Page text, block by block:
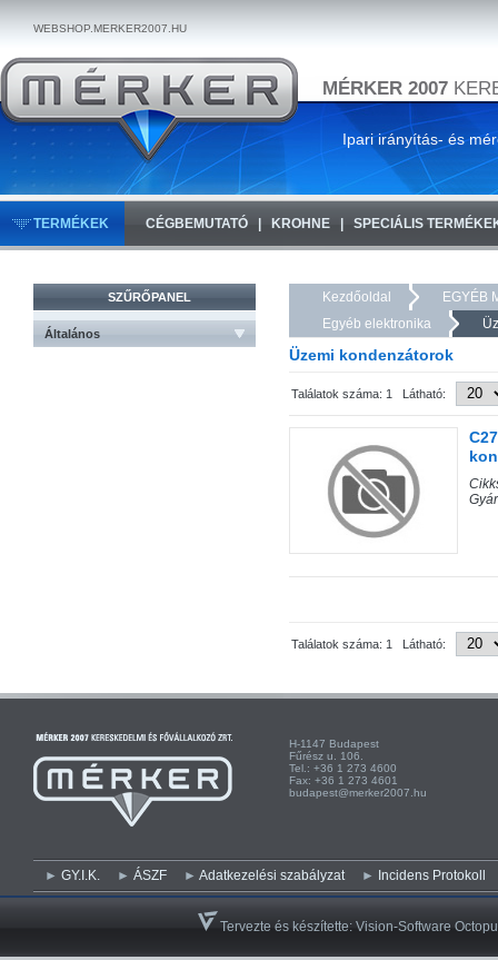
WEBSHOP.MERKER2007.HU
MÉRKER 2007
Ipari irányítás- és
TERMÉKEK CÉGBEMUTATÓ KROHNE SPECIÁLIS
Kezdőoldal
EGYÉB
Egyéb elektronika
Üzemi kondenzátorok
Találatok száma: 1 Látható:
Találatok száma: 1 Látható:
SZŰRŐPANEL
Általános
H-1147 Budapest H-
Fűrész u. 106.
Tel.: +36 1 273 4600
Fax: +36 1 273 4601
budapest@merker2007.hu
GY.I.K. ÁSZF Adatkezelési szabályzat Incidens Protokoll
Tervezte és készítette:Vision-Software